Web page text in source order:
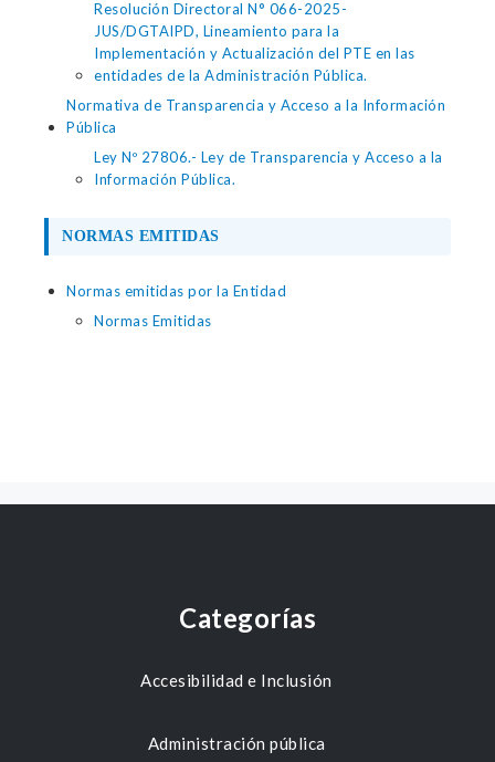
Resolución Directoral N° 066-2025-
JUS/DGTAIPD, Lineamiento para la
Implementación y Actualización del PTE en las
entidades de la Administración Pública.
Normativa de Transparencia y Acceso a la Información
Pública
Ley Nº 27806.- Ley de Transparencia y Acceso a la
Información Pública.
NORMAS EMITIDAS
Normas emitidas por la Entidad
Normas Emitidas
Categorías
Accesibilidad e Inclusión
Administración pública